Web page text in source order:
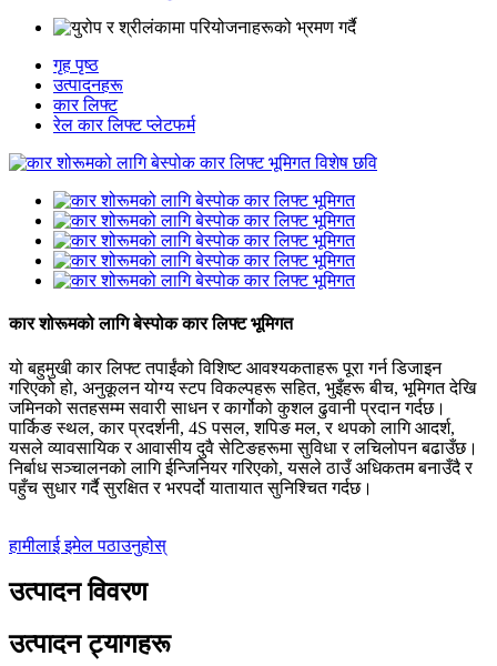
गृह पृष्ठ
उत्पादनहरू
कार लिफ्ट
रेल कार लिफ्ट प्लेटफर्म
कार शोरूमको लागि बेस्पोक कार लिफ्ट भूमिगत
यो बहुमुखी कार लिफ्ट तपाईंको विशिष्ट आवश्यकताहरू पूरा गर्न डिजाइन
गरिएको हो, अनुकूलन योग्य स्टप विकल्पहरू सहित, भुइँहरू बीच, भूमिगत देखि
जमिनको सतहसम्म सवारी साधन र कार्गोको कुशल ढुवानी प्रदान गर्दछ।
पार्किङ स्थल, कार प्रदर्शनी, 4S पसल, शपिङ मल, र थपको लागि आदर्श,
यसले व्यावसायिक र आवासीय दुवै सेटिङहरूमा सुविधा र लचिलोपन बढाउँछ।
निर्बाध सञ्चालनको लागि ईन्जिनियर गरिएको, यसले ठाउँ अधिकतम बनाउँदै र
पहुँच सुधार गर्दै सुरक्षित र भरपर्दो यातायात सुनिश्चित गर्दछ।
हामीलाई इमेल पठाउनुहोस्
उत्पादन विवरण
उत्पादन ट्यागहरू